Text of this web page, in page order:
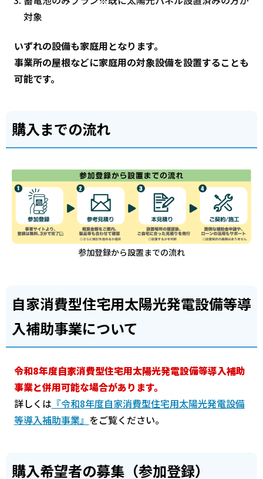
対象
いずれの設備も家庭用となります。
事業所の屋根などに家庭用の対象設備を設置することも
可能です。
購入までの流れ
参加登録から設置までの流れ
自家消費型住宅用太陽光発電設備等導
入補助事業について
令和8年度自家消費型住宅用太陽光発電設備等導入補助
事業と併用可能な場合があります。
詳しくは 『令和8年度自家消費型住宅用太陽光発電設備
等導入補助事業』 をご覧ください。
購入希望者の募集（参加登録）